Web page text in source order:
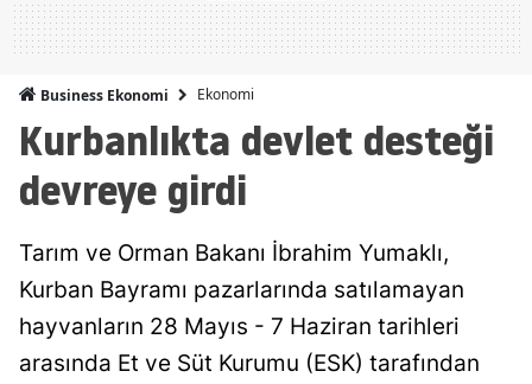
Business Ekonomi Ekonomi
Kurbanlıkta devlet desteği
devreye girdi
Tarım ve Orman Bakanı İbrahim Yumaklı,
Kurban Bayramı pazarlarında satılamayan
hayvanların 28 Mayıs - 7 Haziran tarihleri
arasında Et ve Süt Kurumu (ESK) tarafından